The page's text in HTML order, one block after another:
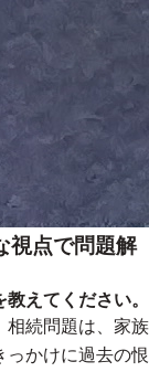
視点で問題解
えてください。
相続問題は、家族
っかけに過去の恨